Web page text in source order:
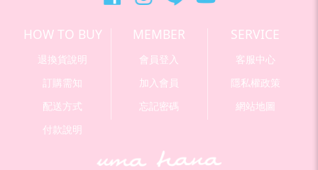
HOW TO BUY
退換貨說明
訂購需知
配送方式
付款說明
MEMBER
會員登入
加入會員
忘記密碼
SERVICE
客服中心
隱私權政策
網站地圖